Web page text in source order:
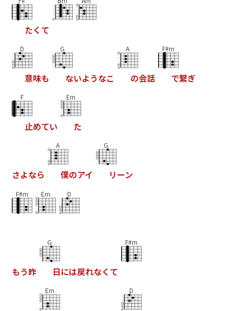
たく て
D
意味も
G
ないようなこ
A
の会話
F#m
で繋ぎ
F
止めてい
Em
た
さよなら
A
僕のアイ
G
リーン
F#m Em D
もう昨
G
日には戻れなく て
F#m
Em D